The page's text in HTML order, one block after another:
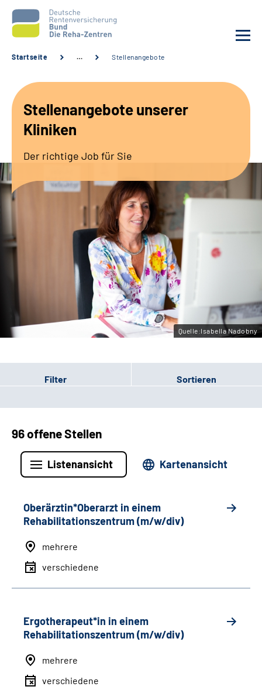
Unsere Kliniken
Sozialdienste & Zuweisende
Erweiterte Suche
Gebärdensprache
Leichte Sprache
Startseite … Stellenangebote
Stellenangebote unserer
Kliniken
Der richtige Job für Sie
Quelle:Isabella Nadobny
Filter Sortieren
96 offene Stellen
Listenansicht Kartenansicht
Oberärztin*Oberarzt in einem
Rehabilitationszentrum (m/w/div)
mehrere
verschiedene
Ergotherapeut*in in einem
Rehabilitationszentrum (m/w/div)
mehrere
verschiedene